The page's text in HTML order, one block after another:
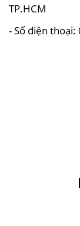
TP.HCM
- Số điện